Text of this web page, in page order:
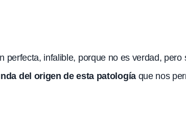
perfecta, infalible, porque no es verdad, pero
del origen de esta patologíaque nos